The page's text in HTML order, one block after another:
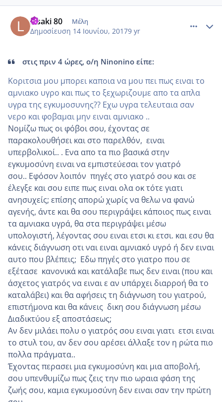
Lisaki 80 Μέλη
Δημοσίευση 14 Ιουνίου, 20179 yr
στις πριν 4 ώρες, ο/η Ninonino είπε:
Κοριτσια μου μπορει καποια να μου πει πως ειναι το
αμνιακο υγρο και πως το ξεχωριζουμε απο τα απλα
υγρα της εγκυμοσυνης?? Εχω υγρα τελευταια σαν
νερο και φοβαμαι μην ειναι αμνιακο ..
Νομίζω πως οι φόβοι σου, έχοντας σε
παρακολουθήσει και στο παρελθόν, ειναι
υπερβολικοί.. . Ενα απο τα πιο βασικά στην
εγκυμοσύνη ειναι να εμπιστεύεσαι τον γιατρό
σου.. Εφόσον λοιπόν πηγές στο γιατρό σου και σε
έλεγξε και σου ειπε πως ειναι ολα οκ τότε γιατι
ανησυχείς; επίσης απορώ χωρίς να θελω να φανώ
αγενής, άντε και θα σου περιγράψει κάποιος πως ειναι
τα αμνιακα υγρά, θα στα περιγράψει μέσω
υπολογιστή, λέγοντας σου ειναι ετσι κι ετσι. και εσυ θα
κάνεις διάγνωση οτι ναι ειναι αμνιακό υγρό ή δεν ειναι
αυτο που βλέπεις; Εδω πηγές στο γιατρο που σε
εξέτασε κανονικά και κατάλαβε πως δεν ειναι (που και
άσχετος γιατρός να ειναι ε αν υπάρχει διαρροή θα το
καταλάβει) και θα αφήσεις τη διάγνωση του γιατρού,
επιστήμονα και θα κάνεις δικη σου διάγνωση μέσω
Διαδικτύου εξ αποστάσεως;
Αν δεν μιλάει πολυ ο γιατρός σου ειναι γιατι ετσι ειναι
το στυλ του, αν δεν σου αρέσει άλλαξε τον η ρώτα πιο
πολλα πράγματα..
Έχοντας περασει μια εγκυμοσύνη και μια αποβολή,
σου υπενθυμίζω πως ζεις την πιο ωραια φάση της
ζωής σου, καμια εγκυμοσύνη δεν ειναι σαν την πρώτη